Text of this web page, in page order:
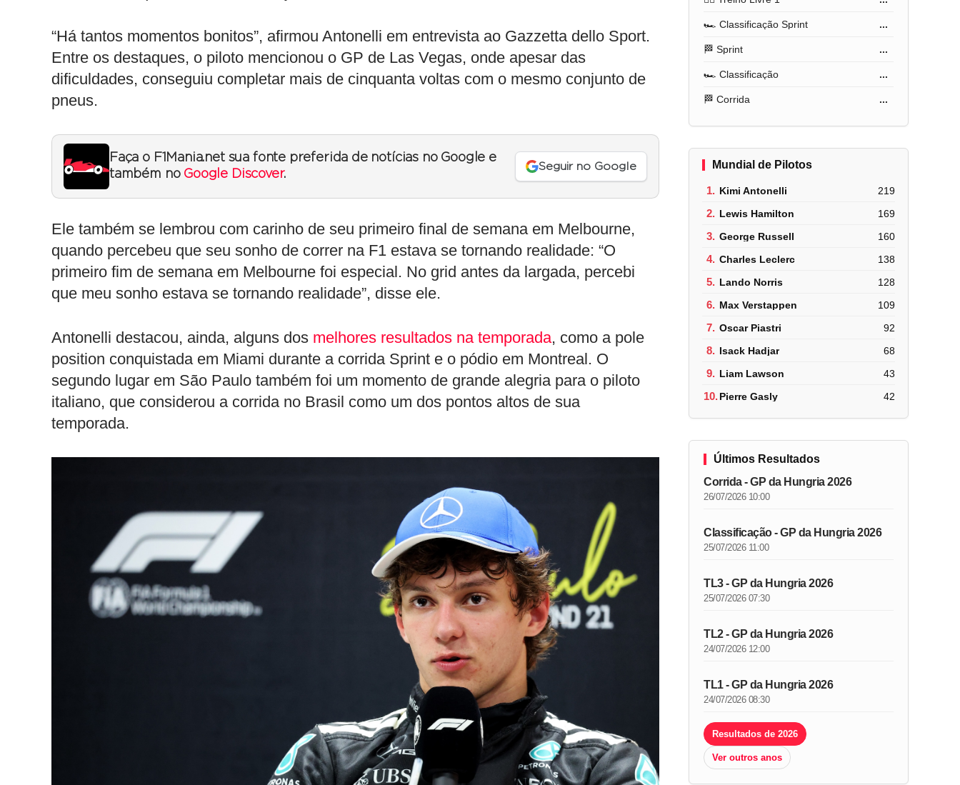
“Há tantos momentos bonitos”, afirmou Antonelli em entrevista ao Gazzetta dello Sport.
Entre os destaques, o piloto mencionou o GP de Las Vegas, onde apesar das
dificuldades, conseguiu completar mais de cinquanta voltas com o mesmo conjunto de
pneus.
Faça o F1Mania.net sua fonte preferida de notícias no Google e
também no Google Discover.
Seguir no Google
Ele também se lembrou com carinho de seu primeiro final de semana em Melbourne,
quando percebeu que seu sonho de correr na F1 estava se tornando realidade: “O
primeiro fim de semana em Melbourne foi especial. No grid antes da largada, percebi
que meu sonho estava se tornando realidade”, disse ele.
Antonelli destacou, ainda, alguns dos melhores resultados na temporada, como a pole
position conquistada em Miami durante a corrida Sprint e o pódio em Montreal. O
segundo lugar em São Paulo também foi um momento de grande alegria para o piloto
italiano, que considerou a corrida no Brasil como um dos pontos altos de sua
temporada.
🏎️ Classificação Sprint ...
🏁 Sprint ...
🏎️ Classificação ...
🏁 Corrida ...
Mundial de Pilotos
1. Kimi Antonelli 219
2. Lewis Hamilton 169
3. George Russell 160
4. Charles Leclerc 138
5. Lando Norris 128
6. Max Verstappen 109
7. Oscar Piastri 92
8. Isack Hadjar 68
9. Liam Lawson 43
10.Pierre Gasly 42
Últimos Resultados
Corrida - GP da Hungria 2026
26/07/2026 10:00
Classificação - GP da Hungria 2026
25/07/2026 11:00
TL3 - GP da Hungria 2026
25/07/2026 07:30
TL2 - GP da Hungria 2026
24/07/2026 12:00
TL1 - GP da Hungria 2026
24/07/2026 08:30
Resultados de 2026
Ver outros anos